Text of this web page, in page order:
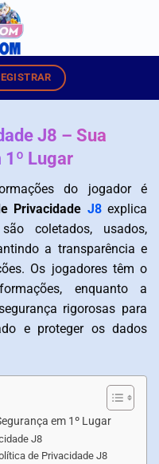
J8 – Sua
1º Lugar
do jogador é
Privacidade J8explica
coletados, usados,
a transparência e
Os jogadores têm o
enquanto a
rigorosas para
e proteger os dados
em 1º Lugar
J8
de Privacidade J8